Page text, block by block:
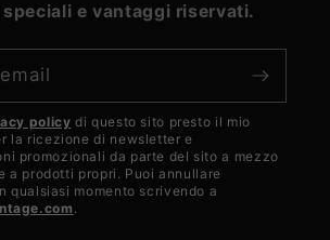
e vantaggi riservati.
policy di questo sito presto il mio
la ricezione di newsletter e
promozionali da parte del sito a mezzo
a prodotti propri. Puoi annullare
qualsiasi momento scrivendo a
.